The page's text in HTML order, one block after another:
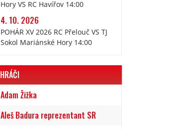
Hory VS RC Havířov 14:00
4. 10. 2026
POHÁR XV 2026 RC Přelouč VS TJ
Sokol Mariánské Hory 14:00
HRÁČI
Adam Žižka
Aleš Badura reprezentant SR